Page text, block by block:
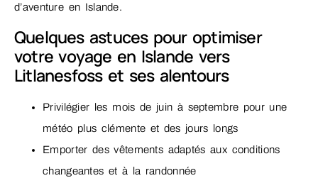
d’aventure en Islande.
Quelques astuces pour optimiser
votre voyage en Islande vers
Litlanesfoss et ses alentours
Privilégier les mois de juin à septembre pour une
météo plus clémente et des jours longs
Emporter des vêtements adaptés aux conditions
changeantes et à la randonnée